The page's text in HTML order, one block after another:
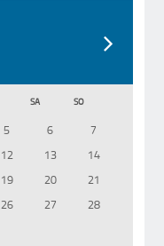
SA SO
5 6
7
12 13
14
19 20
21
26 27
28